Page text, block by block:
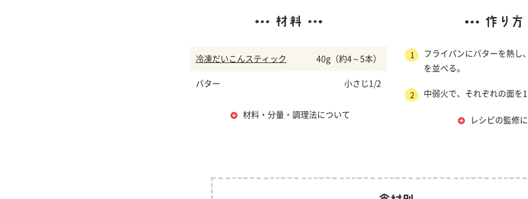
冷凍だいこんスティック 40g（約4～5本）
バター 小さじ1/2
材料・分量・調理法について
1
フライパンにバターを熱し
を並べる。
2 中弱火で、それぞれの面を1
レシピの監修